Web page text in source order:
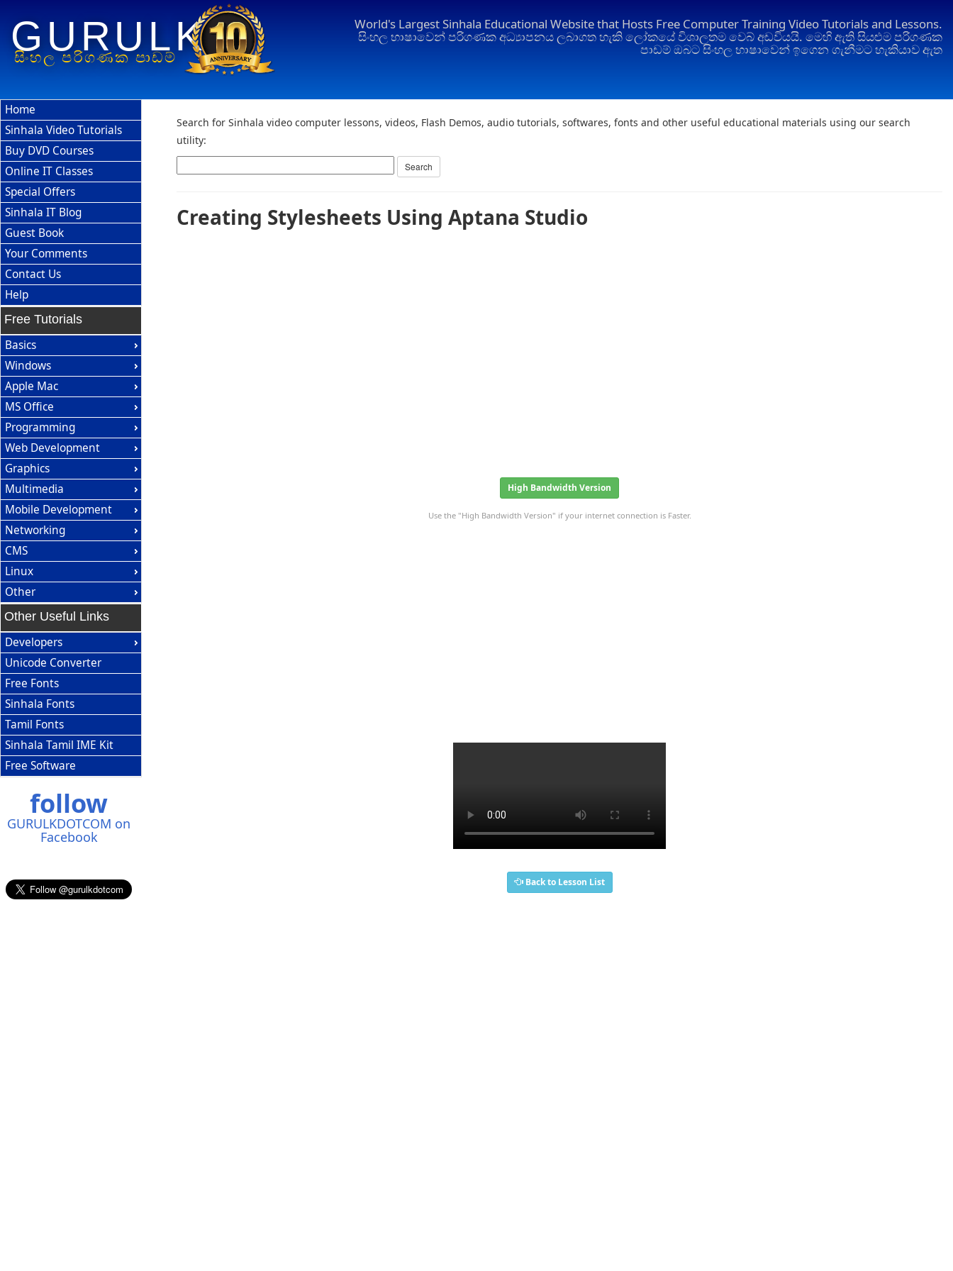
GURULK
සිංහල පරිගණක පාඩම්
World's Largest Sinhala Educational Website that Hosts Free Computer Training Video Tutorials and Lessons.
සිංහල භාෂාවෙන් පරිගණක අධ්‍යාපනය ලබාගත හැකි ලෝකයේ විශාලතම වෙබ් අඩවියයි. මෙහි ඇති සියළුම පරිගණක
පාඩම් ඔබට සිංහල භාෂාවෙන් ඉගෙන ගැනීමට හැකියාව ඇත
Search for Sinhala video computer lessons, videos, Flash Demos, audio tutorials, softwares, fonts and other useful educational materials using our search
utility:
Creating Stylesheets Using Aptana Studio
High Bandwidth Version
Use the "High Bandwidth Version" if your internet connection is Faster.
Back to Lesson List
Home
Sinhala Video Tutorials
Buy DVD Courses
Online IT Classes
Special Offers
Sinhala IT Blog
Guest Book
Your Comments
Contact Us
Help
Free Tutorials
Basics
Windows
Apple Mac
MS Office
Programming
Web Development
Graphics
Multimedia
Mobile Development
Networking
CMS
Linux
Other
Other Useful Links
Developers
Unicode Converter
Free Fonts
Sinhala Fonts
Tamil Fonts
Sinhala Tamil IME Kit
Free Software
follow
GURULKDOTCOM on
Facebook